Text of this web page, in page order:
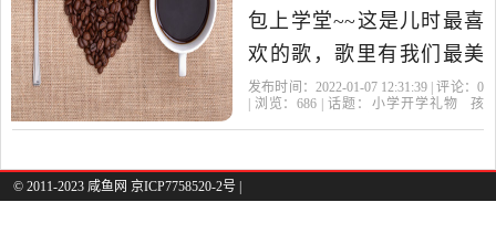
包上学堂~~这是儿时最喜
欢的歌，歌里有我们最美
好的儿时记忆，可爱的减
发布时间：2022-01-07 12:31:39 | 评论： 0
| 浏览：686 | 话题： 小学开学礼物
孩
© 2011-2023 咸鱼网 京ICP7758520-2号 |